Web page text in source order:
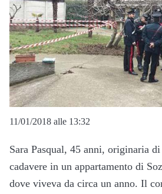
11/01/2018 alle 13:32
Sara Pasqual, 45 anni, originaria
cadavere in un appartamento di
dove viveva da circa un anno. Il